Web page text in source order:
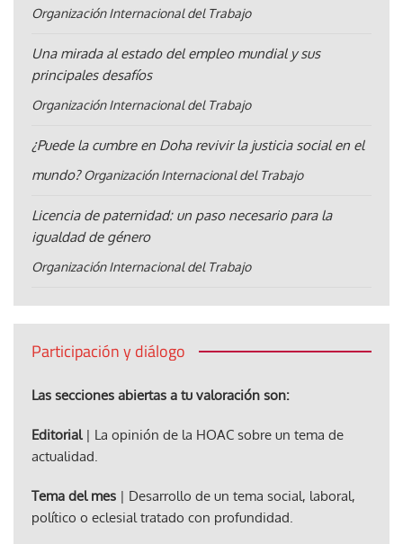
Organización Internacional del Trabajo
Una mirada al estado del empleo mundial y sus
principales desafíos
Organización Internacional del Trabajo
¿Puede la cumbre en Doha revivir la justicia social en el
mundo? Organización Internacional del Trabajo
Licencia de paternidad: un paso necesario para la
igualdad de género
Organización Internacional del Trabajo
Participación y diálogo
Las secciones abiertas a tu valoración son:
Editorial| La opinión de la HOAC sobre un tema de
actualidad.
Tema del mes | Desarrollo de un tema social, laboral,
político o eclesial tratado con profundidad.